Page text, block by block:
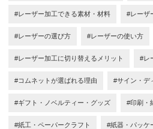
#レーザー加工できる素材・材料 #レーザ
#レーザーの選び方 #レーザーの使い方
#レーザー加工に切り替えるメリット #レ
#コムネットが選ばれる理由 #サイン・デ
#ギフト・ノベルティー・グッズ #印刷・
#紙工・ペーパークラフト #紙器・パッケ